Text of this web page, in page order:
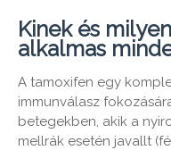
Kinek és
alkalmas
A tamoxifen egy
immunválasz
betegekben, akik a
mellrák esetén javallt